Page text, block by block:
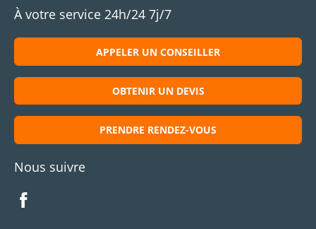
À votre service 24h/24 7j/7
APPELER UN CONSEILLER
OBTENIR UN DEVIS
PRENDRE RENDEZ-VOUS
Nous suivre